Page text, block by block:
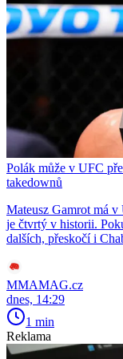
Polák může v UFC
takedownů
Mateusz Gamrot má
je čtvrtý v historii.
dalších, přeskočí i
MMAMAG.cz
dnes, 14:29
1 min
Reklama